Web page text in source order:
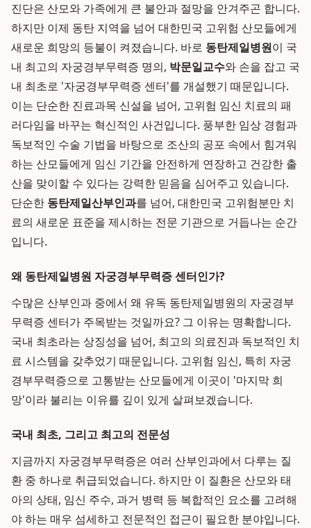
진단은 산모와 가족에게 큰 불안과 절망을 안겨주곤 합니다.
하지만 이제 동탄 지역을 넘어 대한민국 고위험 산모들에게
새로운 희망의 등불이 켜졌습니다. 바로 동탄제일병원이 국
내 최고의 자궁경부무력증 명의, 박문일교수와 손을 잡고 국
내 최초로 '자궁경부무력증 센터'를 개설했기 때문입니다.
이는 단순한 진료과목 신설을 넘어, 고위험 임신 치료의 패
러다임을 바꾸는 혁신적인 사건입니다. 풍부한 임상 경험과
독보적인 수술 기법을 바탕으로 조산의 공포 속에서 힘겨워
하는 산모들에게 임신 기간을 안전하게 연장하고 건강한 출
산을 맞이할 수 있다는 강력한 믿음을 심어주고 있습니다.
단순한 동탄제일산부인과를 넘어, 대한민국 고위험분만 치
료의 새로운 표준을 제시하는 전문 기관으로 거듭나는 순간
입니다.
왜 동탄제일병원 자궁경부무력증 센터인가?
수많은 산부인과 중에서 왜 유독 동탄제일병원의 자궁경부
무력증 센터가 주목받는 것일까요? 그 이유는 명확합니다.
국내 최초라는 상징성을 넘어, 최고의 의료진과 독보적인 치
료 시스템을 갖추었기 때문입니다. 고위험 임신, 특히 자궁
경부무력증으로 고통받는 산모들에게 이곳이 '마지막 희
망'이라 불리는 이유를 깊이 있게 살펴보겠습니다.
국내 최초, 그리고 최고의 전문성
지금까지 자궁경부무력증은 여러 산부인과에서 다루는 질
환 중 하나로 취급되었습니다. 하지만 이 질환은 산모와 태
아의 상태, 임신 주수, 과거 병력 등 복합적인 요소를 고려해
야 하는 매우 섬세하고 전문적인 접근이 필요한 분야입니다.